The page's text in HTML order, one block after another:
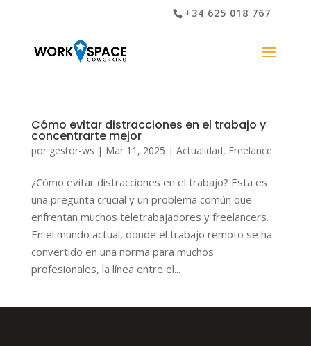
+34 625 018 767
Cómo evitar distracciones en el trabajo y
concentrarte mejor
por gestor-ws | Mar 11, 2025 | Actualidad, Freelance
¿Cómo evitar distracciones en el trabajo? Esta es
una pregunta crucial y un problema común que
enfrentan muchos teletrabajadores y freelancers.
En el mundo actual, donde el trabajo remoto se ha
convertido en una norma para muchos
profesionales, la línea entre el...